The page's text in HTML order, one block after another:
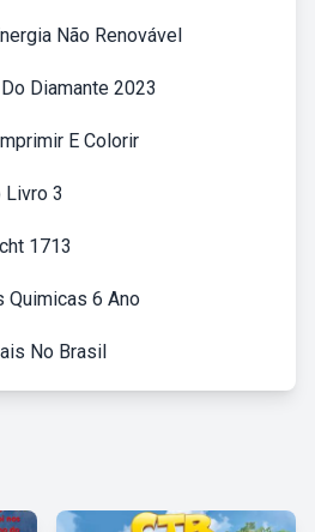
Não Renovável
Diamante 2023
E Colorir
Livro 3
1713
Quimicas 6 Ano
No Brasil